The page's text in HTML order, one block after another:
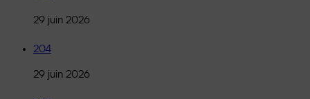
29 juin 2026
204
29 juin 2026